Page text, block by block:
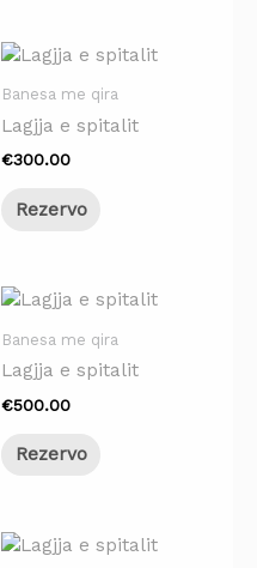
Banesa me qira
Lagjja e spitalit
€300.00
Rezervo
Banesa me qira
Lagjja e spitalit
€500.00
Rezervo